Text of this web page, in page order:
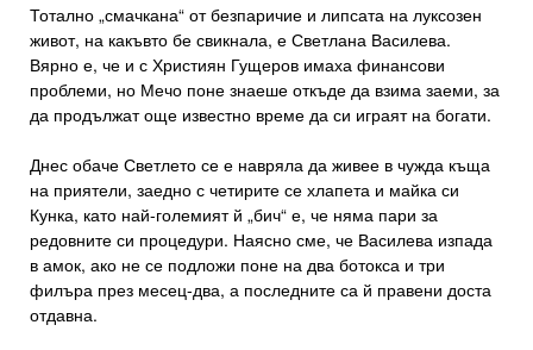
Тотално „смачкана“ от безпаричие и липсата на луксозен
живот, на какъвто бе свикнала, е Светлана Василева.
Вярно е, че и с Християн Гущеров имаха финансови
проблеми, но Мечо поне знаеше откъде да взима заеми, за
да продължат още известно време да си играят на богати.
Днес обаче Светлето се е навряла да живее в чужда къща
на приятели, заедно с четирите се хлапета и майка си
Кунка, като най-големият й „бич“ е, че няма пари за
редовните си процедури. Наясно сме, че Василева изпада
в амок, ако не се подложи поне на два ботокса и три
филъра през месец-два, а последните са й правени доста
отдавна.